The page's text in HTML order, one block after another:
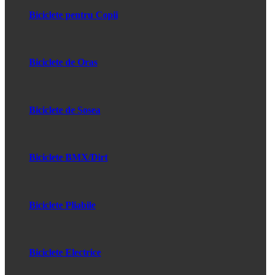
Biciclete pentru Copii
Biciclete de Oras
Biciclete de Sosea
Biciclete BMX/Dirt
Biciclete Pliabile
Biciclete Electrice